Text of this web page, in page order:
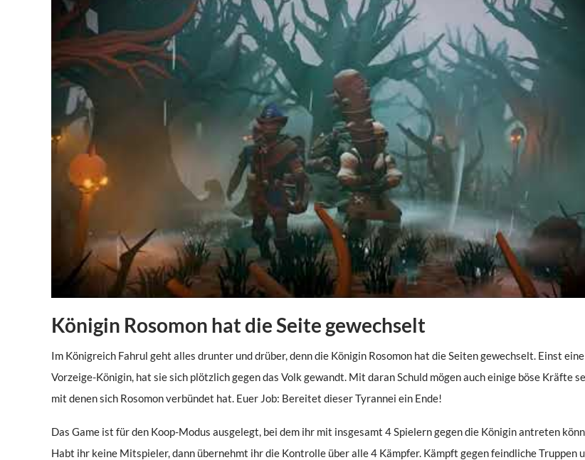
Königin Rosomon hat die Seite gewechselt
Im Königreich Fahrul geht alles drunter und drüber, denn die Königin Rosomon hat die Seiten gewechselt. Einst eine
Vorzeige-Königin, hat sie sich plötzlich gegen das Volk gewandt. Mit daran Schuld mögen auch einige böse Kräfte
mit denen sich Rosomon verbündet hat. Euer Job: Bereitet dieser Tyrannei ein Ende!
Das Game ist für den Koop-Modus ausgelegt, bei dem ihr mit insgesamt 4 Spielern gegen die Königin antreten
Habt ihr keine Mitspieler, dann übernehmt ihr die Kontrolle über alle 4 Kämpfer. Kämpft gegen feindliche Truppen